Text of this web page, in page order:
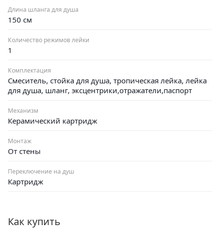
Длина шланга для душа
150 см
Количество режимов лейки
1
Комплектация
Смеситель, стойка для душа, тропическая лейка, лейка
для душа, шланг, эксцентрики,отражатели,паспорт
Механизм
Керамический картридж
Монтаж
От стены
Переключение на душ
Картридж
Как купить